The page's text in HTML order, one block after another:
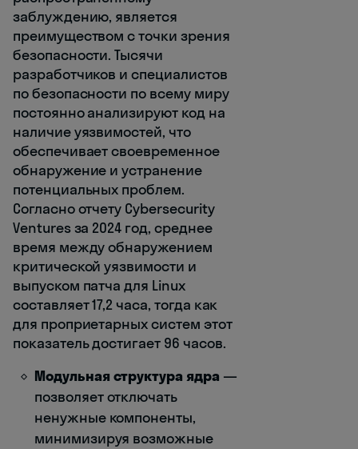
заблуждению, является
преимуществом с точки зрения
безопасности. Тысячи
разработчиков и специалистов
по безопасности по всему миру
постоянно анализируют код на
наличие уязвимостей, что
обеспечивает своевременное
обнаружение и устранение
потенциальных проблем.
Согласно отчету Cybersecurity
Ventures за 2024 год, среднее
время между обнаружением
критической уязвимости и
выпуском патча для Linux
составляет 17,2 часа, тогда как
для проприетарных систем этот
показатель достигает 96 часов.
Модульная структура ядра —
позволяет отключать
ненужные компоненты,
минимизируя возможные